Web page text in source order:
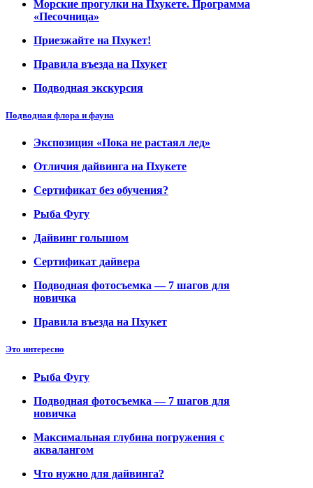
Морские прогулки на Пхукете. Программа
«Песочница»
Приезжайте на Пхукет!
Правила въезда на Пхукет
Подводная экскурсия
Подводная флора и фауна
Экспозиция «Пока не растаял лед»
Отличия дайвинга на Пхукете
Сертификат без обучения?
Рыба Фугу
Дайвинг голышом
Сертификат дайвера
Подводная фотосъемка — 7 шагов для
новичка
Правила въезда на Пхукет
Это интересно
Рыба Фугу
Подводная фотосъемка — 7 шагов для
новичка
Максимальная глубина погружения с
аквалангом
Что нужно для дайвинга?